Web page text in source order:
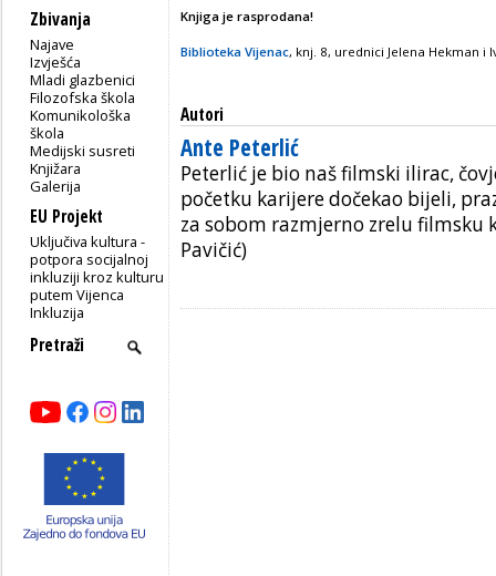
Zbivanja
Najave
Izvješća
Mladi glazbenici
Filozofska škola
Komunikološka
škola
Medijski susreti
Knjižara
Galerija
EU Projekt
Uključiva kultura -
potpora socijalnoj
inkluziji kroz kulturu
putem Vijenca
Inkluzija
Knjiga je rasprodana!
Biblioteka Vijenac, knj. 8, urednici Jelena Hekman i
Autori
Ante Peterlić
Peterlić je bio naš filmski ilirac,
početku karijere dočekao bijeli,
za sobom razmjerno zrelu filmsku
Pavičić)